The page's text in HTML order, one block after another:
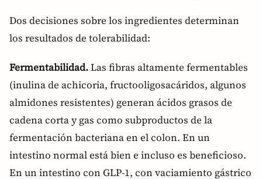
Dos decisiones sobre los ingredientes determinan
los resultados de tolerabilidad:
Fermentabilidad.Las fibras altamente fermentables
(inulina de achicoria, fructooligosacáridos, algunos
almidones resistentes) generan ácidos grasos de
cadena corta y gas como subproductos de la
fermentación bacteriana en el colon. En un
intestino normal está bien e incluso es beneficioso.
En un intestino con GLP-1, con vaciamiento gástrico